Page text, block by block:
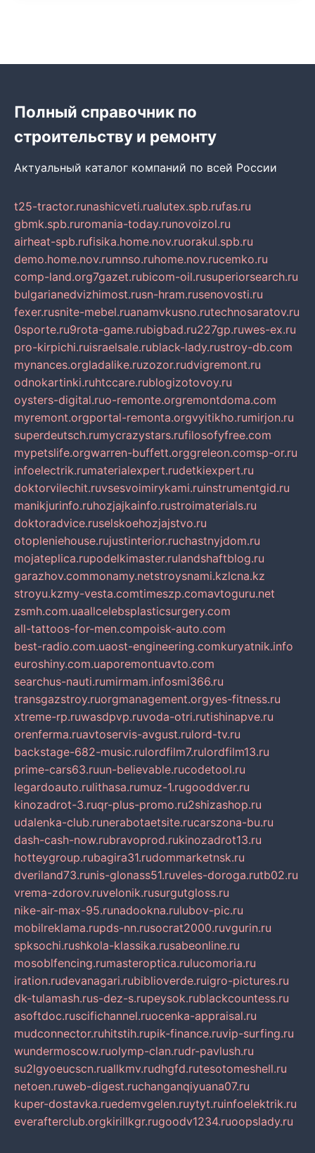
Полный справочник по
строительству и ремонту
Актуальный каталог компаний по всей России
t25-tractor.runashicveti.rualutex.spb.rufas.ru
gbmk.spb.ruromania-today.runovoizol.ru
airheat-spb.rufisika.home.nov.ruorakul.spb.ru
demo.home.nov.rumnso.ruhome.nov.rucemko.ru
comp-land.org7gazet.rubicom-oil.rusuperiorsearch.ru
bulgarianedvizhimost.rusn-hram.rusenovosti.ru
fexer.rusnite-mebel.ruanamvkusno.rutechnosaratov.ru
0sporte.ru9rota-game.rubigbad.ru227gp.ruwes-ex.ru
pro-kirpichi.ruisraelsale.rublack-lady.rustroy-db.com
mynances.orgladalike.ruzozor.rudvigremont.ru
odnokartinki.ruhtccare.rublogizotovoy.ru
oysters-digital.ruo-remonte.orgremontdoma.com
myremont.orgportal-remonta.orgvyitikho.rumirjon.ru
superdeutsch.rumycrazystars.rufilosofyfree.com
mypetslife.orgwarren-buffett.orggreleon.comsp-or.ru
infoelectrik.rumaterialexpert.rudetkiexpert.ru
doktorvilechit.ruvsesvoimirykami.ruinstrumentgid.ru
manikjurinfo.ruhozjajkainfo.rustroimaterials.ru
doktoradvice.ruselskoehozjajstvo.ru
otopleniehouse.rujustinterior.ruchastnyjdom.ru
mojateplica.rupodelkimaster.rulandshaftblog.ru
garazhov.commonamy.netstroysnami.kzlcna.kz
stroyu.kzmy-vesta.comtimeszp.comavtoguru.net
zsmh.com.uaallcelebsplasticsurgery.com
all-tattoos-for-men.compoisk-auto.com
best-radio.com.uaost-engineering.comkuryatnik.info
euroshiny.com.uaporemontuavto.com
searchus-nauti.rumirmam.infosmi366.ru
transgazstroy.ruorgmanagement.orgyes-fitness.ru
xtreme-rp.ruwasdpvp.ruvoda-otri.rutishinapve.ru
orenferma.ruavtoservis-avgust.rulord-tv.ru
backstage-682-music.rulordfilm7.rulordfilm13.ru
prime-cars63.ruun-believable.rucodetool.ru
legardoauto.rulithasa.rumuz-1.rugooddver.ru
kinozadrot-3.ruqr-plus-promo.ru2shizashop.ru
udalenka-club.runerabotaetsite.rucarszona-bu.ru
dash-cash-now.rubravoprod.rukinozadrot13.ru
hotteygroup.rubagira31.rudommarketnsk.ru
dveriland73.runis-glonass51.ruveles-doroga.rutb02.ru
vrema-zdorov.ruvelonik.rusurgutgloss.ru
nike-air-max-95.runadookna.rulubov-pic.ru
mobilreklama.rupds-nn.rusocrat2000.ruvgurin.ru
spksochi.rushkola-klassika.rusabeonline.ru
mosoblfencing.rumasteroptica.rulucomoria.ru
iration.rudevanagari.rubiblioverde.ruigro-pictures.ru
dk-tulamash.rus-dez-s.rupeysok.rublackcountess.ru
asoftdoc.ruscifichannel.ruocenka-appraisal.ru
mudconnector.ruhitstih.rupik-finance.ruvip-surfing.ru
wundermoscow.ruolymp-clan.rudr-pavlush.ru
su2lgyoeucscn.ruallkmv.rudhgfd.rutesotomeshell.ru
netoen.ruweb-digest.ruchanganqiyuana07.ru
kuper-dostavka.ruedemvgelen.ruytyt.ruinfoelektrik.ru
everafterclub.orgkirillkgr.rugoodv1234.ruoopslady.ru